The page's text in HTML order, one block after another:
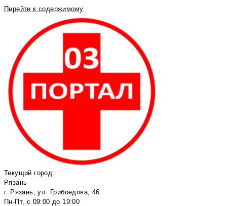
Перейти к содержимому
Текущий город:
Рязань
г. Рязань, ул. Грибоедова, 46
Пн-Пт, с 09:00 до 19:00